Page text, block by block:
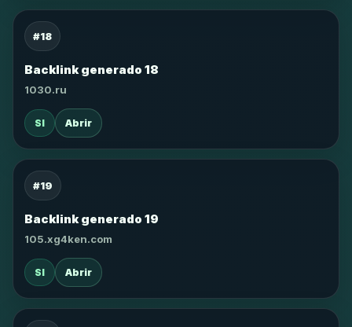
#18
Backlink generado 18
1030.ru
SI Abrir
#19
Backlink generado 19
105.xg4ken.com
SI Abrir